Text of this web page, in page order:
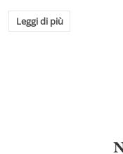
Leggi di più